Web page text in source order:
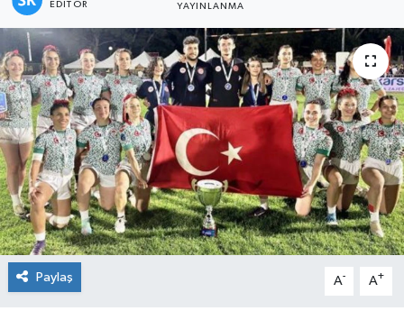
EDITÖR YAYINLANMA
Paylaş A- A+